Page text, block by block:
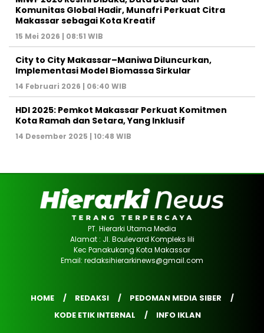
Komunitas Global Hadir, Munafri Perkuat Citra
Makassar sebagai Kota Kreatif
15 Mei 2026 | 08:51 WIB
City to City Makassar–Maniwa Diluncurkan,
Implementasi Model Biomassa Sirkular
14 Februari 2026 | 06:40 WIB
HDI 2025: Pemkot Makassar Perkuat Komitmen
Kota Ramah dan Setara, Yang Inklusif
14 Desember 2025 | 10:48 WIB
PT. Hierarki Utama Media
Alamat : Jl. Boulevard Kompleks lili
Kec Panakukang Kota Makassar
Email: redaksihierarkinews@gmail.com
HOME REDAKSI
PEDOMAN MEDIA SIBER
KODE ETIK INTERNAL
INFO IKLAN